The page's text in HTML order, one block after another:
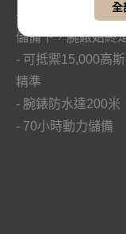
- 在兩個溫度區間
儲備下，腕錶始終
- 可抵禦15,000高
精準
- 腕錶防水達200米
- 70小時動力儲備
全